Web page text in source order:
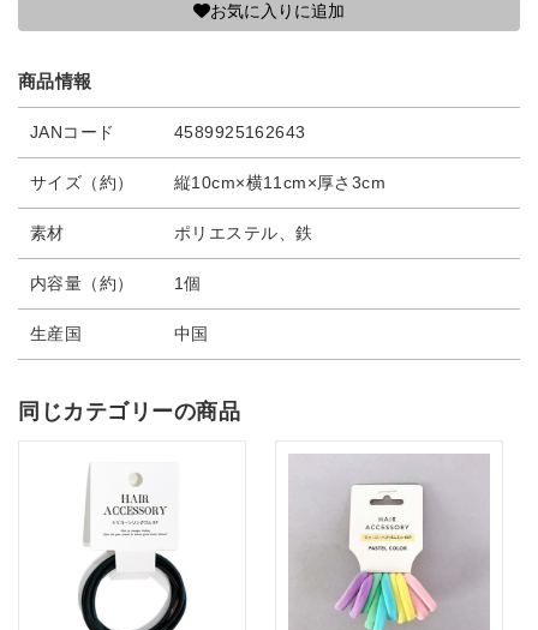
お気に入りに追加
商品情報
JANコード 4589925162643
サイズ（約） 縦10cm×横11cm×厚さ3cm
素材 ポリエステル、鉄
内容量（約） 1個
生産国 中国
同じカテゴリーの商品